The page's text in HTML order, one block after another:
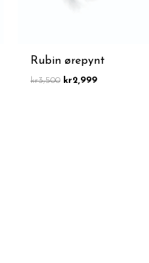
Rubin ørepynt
kr3,500 kr2,999